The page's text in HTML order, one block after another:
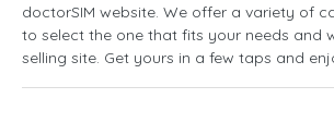
doctorSIM website. We offer a variety of
to select the one that fits your needs and
selling site. Get yours in a few taps and